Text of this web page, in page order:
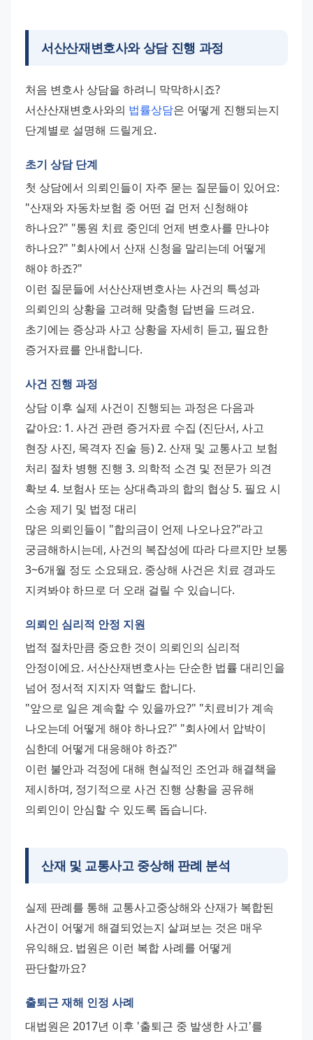
서산산재변호사와 상담 진행 과정
처음 변호사 상담을 하려니 막막하시죠?
서산산재변호사와의 법률상담은 어떻게 진행되는지
단계별로 설명해 드릴게요.
초기 상담 단계
첫 상담에서 의뢰인들이 자주 묻는 질문들이 있어요:
"산재와 자동차보험 중 어떤 걸 먼저 신청해야
하나요?" "통원 치료 중인데 언제 변호사를 만나야
하나요?" "회사에서 산재 신청을 말리는데 어떻게
해야 하죠?"
이런 질문들에 서산산재변호사는 사건의 특성과
의뢰인의 상황을 고려해 맞춤형 답변을 드려요.
초기에는 증상과 사고 상황을 자세히 듣고, 필요한
증거자료를 안내합니다.
사건 진행 과정
상담 이후 실제 사건이 진행되는 과정은 다음과
같아요: 1. 사건 관련 증거자료 수집 (진단서, 사고
현장 사진, 목격자 진술 등) 2. 산재 및 교통사고 보험
처리 절차 병행 진행 3. 의학적 소견 및 전문가 의견
확보 4. 보험사 또는 상대측과의 합의 협상 5. 필요 시
소송 제기 및 법정 대리
많은 의뢰인들이 "합의금이 언제 나오나요?"라고
궁금해하시는데, 사건의 복잡성에 따라 다르지만 보통
3~6개월 정도 소요돼요. 중상해 사건은 치료 경과도
지켜봐야 하므로 더 오래 걸릴 수 있습니다.
의뢰인 심리적 안정 지원
법적 절차만큼 중요한 것이 의뢰인의 심리적
안정이에요. 서산산재변호사는 단순한 법률 대리인을
넘어 정서적 지지자 역할도 합니다.
"앞으로 일은 계속할 수 있을까요?" "치료비가 계속
나오는데 어떻게 해야 하나요?" "회사에서 압박이
심한데 어떻게 대응해야 하죠?"
이런 불안과 걱정에 대해 현실적인 조언과 해결책을
제시하며, 정기적으로 사건 진행 상황을 공유해
의뢰인이 안심할 수 있도록 돕습니다.
산재 및 교통사고 중상해 판례 분석
실제 판례를 통해 교통사고중상해와 산재가 복합된
사건이 어떻게 해결되었는지 살펴보는 것은 매우
유익해요. 법원은 이런 복합 사례를 어떻게
판단할까요?
출퇴근 재해 인정 사례
대법원은 2017년 이후 '출퇴근 중 발생한 사고'를